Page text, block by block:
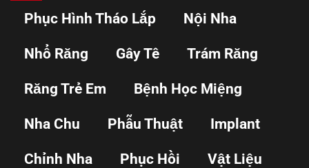
Phục Hình Tháo Lắp Nội Nha
Nhổ Răng Gây Tê Trám Răng
Răng Trẻ Em Bệnh Học Miệng
Nha Chu Phẫu Thuật Implant
Chỉnh Nha Phục Hồi Vật Liệu
Những cân nhắc giải
phẫu liên quan đến nhổ
răng khôn